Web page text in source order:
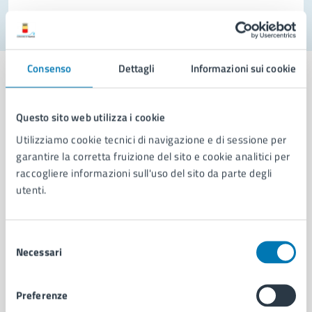
Consenso Dettagli Informazioni sui cookie
Questo sito web utilizza i cookie
Utilizziamo cookie tecnici di navigazione e di sessione per
garantire la corretta fruizione del sito e cookie analitici per
raccogliere informazioni sull'uso del sito da parte degli
utenti.
delNecessari
Preferenze
Comune di Napoli
AMMINISTRAZIONE
Aree amministrative
Enti e fondazioni
Personale amministrativo